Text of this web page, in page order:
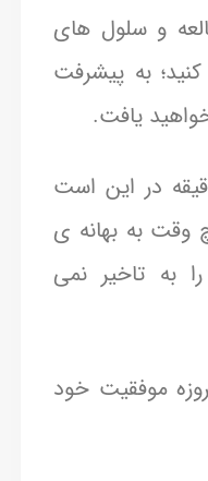
مطالعه و سلول های
به پیشرفت
یافت.
روش یا قانون ۱۵ دقیقه در این است
وقت به بهانه ی
به تاخیر نمی
موفقیت خود